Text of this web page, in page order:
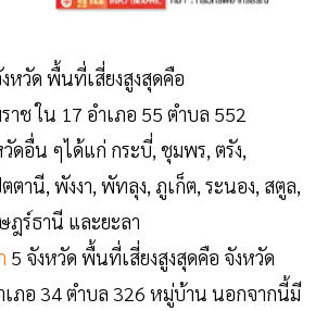
หวัด พื้นที่เสี่ยงสูงสุดคือ
าช ใน 17 อำเภอ 55 ตำบล 552
ดอื่น ๆได้แก่ กระบี่, ชุมพร, ตรัง,
ตานี, พังงา, พัทลุง, ภูเก็ต, ระนอง, สตูล,
ฎร์ธานี และยะลา
5 จังหวัด พื้นที่เสี่ยงสูงสุดคือ จังหวัด
เภอ 34 ตำบล 326 หมู่บ้าน นอกจากนี้มี